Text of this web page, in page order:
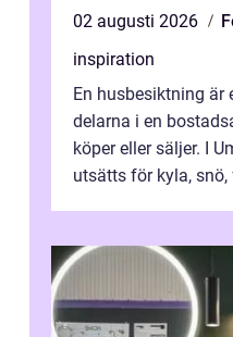
02 augusti 2026
inspiration
En husbesiktning är
delarna i en
köper eller säljer. I
utsätts för kyla, snö,